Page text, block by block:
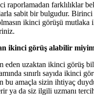
raporlamadan farklılıklar
sabit bir bulgudur.
ikinci görüşü
ikinci görüş alabilir
eden uzaktan ikinci görüş
sınırlı sayıda ikinci
bu amaçla sizin ihtiyaç
ya da siz ilgili uzmanı